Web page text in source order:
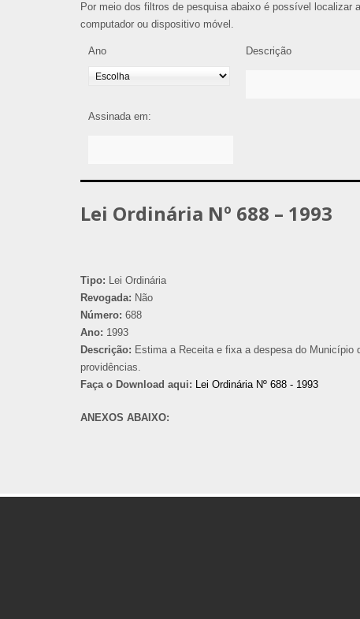
Por meio dos filtros de pesquisa abaixo é possível localizar
computador ou dispositivo móvel.
Ano Descrição
Assinada em:
Lei Ordinária Nº 688 – 1993
Tipo: Lei Ordinária
Revogada: Não
Número: 688
Ano: 1993
Descrição: Estima a Receita e fixa a despesa do Município
providências.
Faça o Download aqui: Lei Ordinária Nº 688 - 1993
ANEXOS ABAIXO: